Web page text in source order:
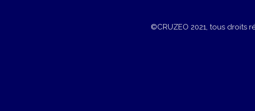
©CRUZEO 2021, tous droits